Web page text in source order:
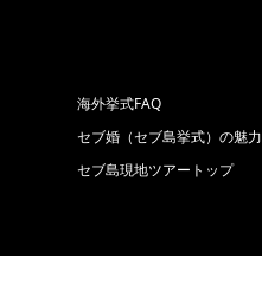
海外挙式FAQ
セブ婚（セブ島挙式）の魅力
セブ島現地ツアートップ